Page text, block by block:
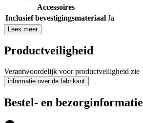
Accessoires
Inclusief bevestigingsmateriaal Ja
Lees meer
Productveiligheid
Verantwoordelijk voor productveiligheid zie
informatie over de fabrikant
Bestel- en bezorginformatie